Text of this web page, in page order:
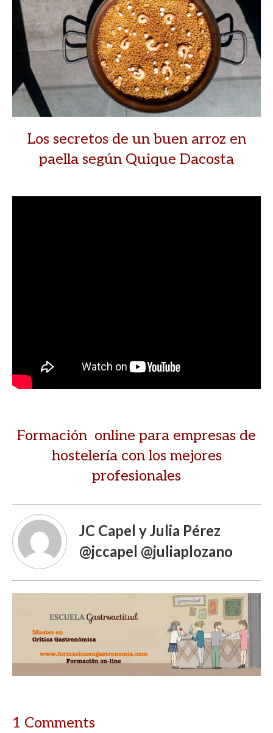
Los secretos de un buen arroz en
paella según Quique Dacosta
Formación online para empresas de
hostelería con los mejores
profesionales
JC Capel y Julia Pérez
@jccapel @juliaplozano
1 Comments